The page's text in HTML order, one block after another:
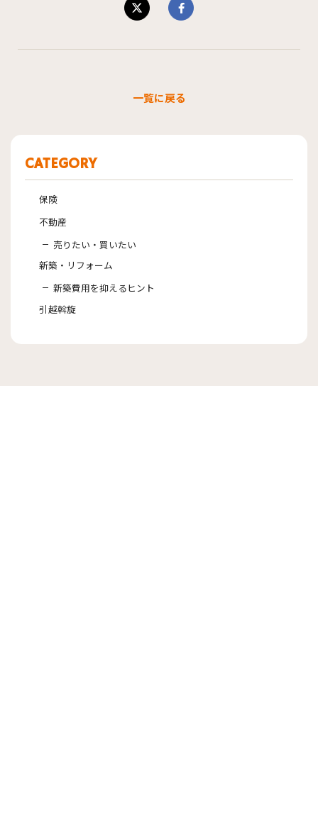
一覧に戻る
CATEGORY
保険
不動産
売りたい・買いたい
新築・リフォーム
新築費用を抑えるヒント
引越斡旋